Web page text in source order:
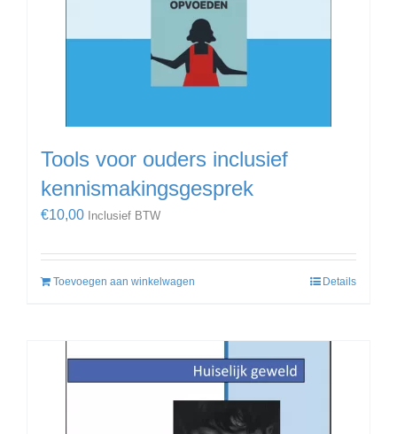
Tools voor ouders inclusief
kennismakingsgesprek
€10,00 Inclusief BTW
Toevoegen aan winkelwagen Details